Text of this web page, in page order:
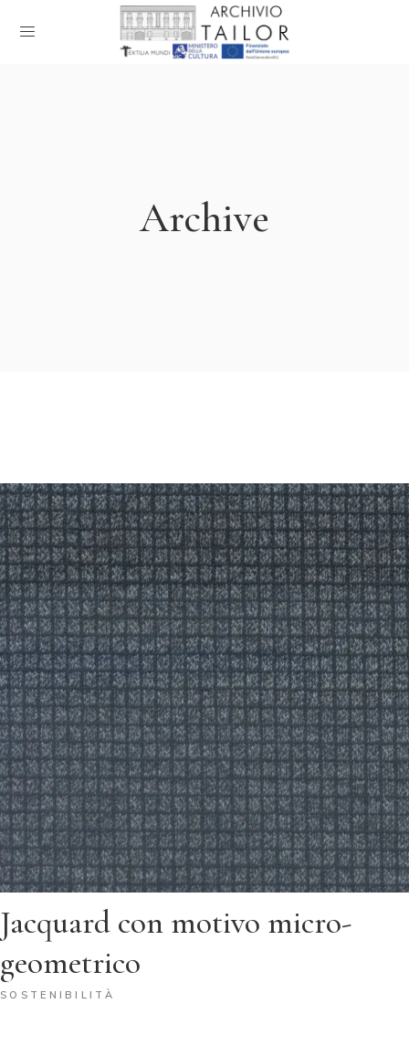
Archive
Jacquard con motivo micro-
geometrico
SOSTENIBILITÀ